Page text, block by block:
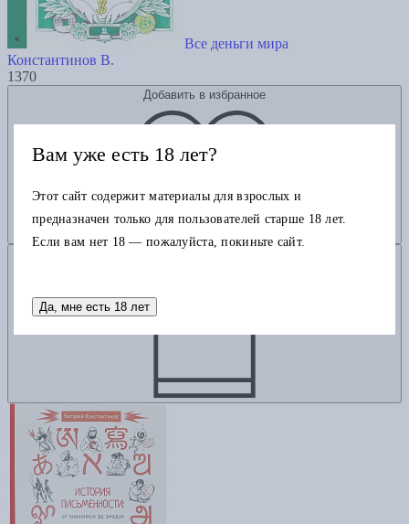
Все деньги мира
Константинов В.
1370
Добавить в избранное
Добавить в корзину
Вам уже есть 18 лет?
Этот сайт содержит материалы для взрослых и
предназначен только для пользователей старше 18 лет.
Если вам нет 18 — пожалуйста, покиньте сайт.
Да, мне есть 18 лет